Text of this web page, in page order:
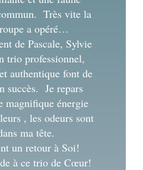
Très vite la
a opéré…
de Pascale, Sylvie
trio professionnel,
authentique font de
succès. Je repars
magnifique énergie
, les odeurs sont
ma tête.
un retour à Soi!
à ce trio de Cœur!